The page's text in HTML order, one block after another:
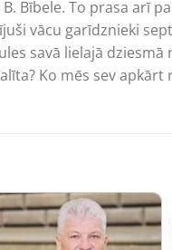
Bībele. To prasa arī
vācu garīdznieki
savā lielajā
Ko mēs sev